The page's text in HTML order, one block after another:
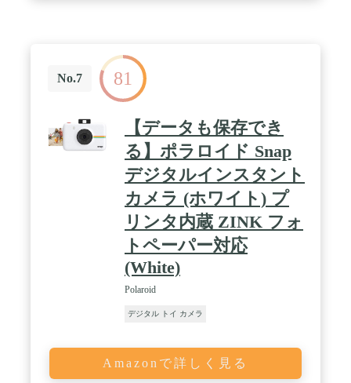
No.7 81
【データも保存でき
る】ポラロイド Snap
デジタルインスタント
カメラ (ホワイト) プ
リンタ内蔵 ZINK フォ
トペーパー対応
(White)
Polaroid
デジタル トイ カメラ
Amazonで詳しく見る